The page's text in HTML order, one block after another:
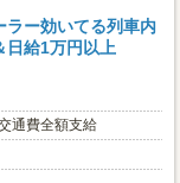
ラー効いてる列車内
給1万円以上
通費全額支給